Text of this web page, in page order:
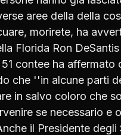
aree della della
morirete, ha
Florida Ron
contee ha
che ''in alcune parti
in salvo coloro che
se necessario e
il Presidente